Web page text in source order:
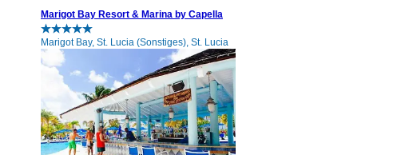
Marigot Bay Resort & Marina by Capella
Marigot Bay, St. Lucia (Sonstiges), St. Lucia